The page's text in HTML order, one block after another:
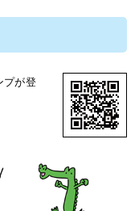
プが登